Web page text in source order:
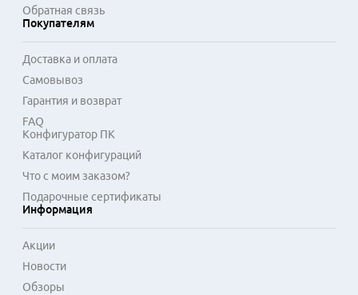
пользователей, активно эксплуатирующих струйные
принтеры с системой непрерывной подачи чернил.
Обратная связь
Покупателям
Доставка и оплата
Самовывоз
Гарантия и возврат
FAQ
Конфигуратор ПК
Каталог конфигураций
Что с моим заказом?
Подарочные сертификаты
Информация
Акции
Новости
Обзоры